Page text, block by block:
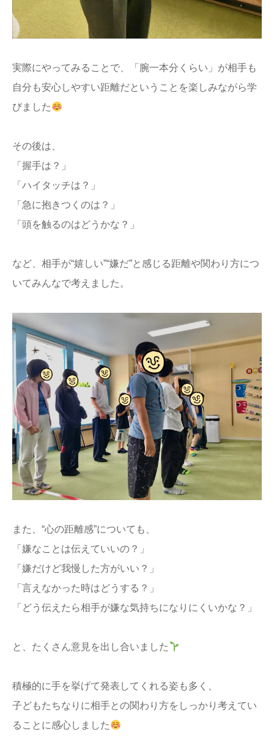
実際にやってみることで、「腕一本分くらい」が相手も
自分も安心しやすい距離だということを楽しみながら学
びました
その後は、
「握手は？」
「ハイタッチは？」
「急に抱きつくのは？」
「頭を触るのはどうかな？」
など、相手が“嬉しい”“嫌だ”と感じる距離や関わり方につ
いてみんなで考えました。
また、“心の距離感”についても、
「嫌なことは伝えていいの？」
「嫌だけど我慢した方がいい？」
「言えなかった時はどうする？」
「どう伝えたら相手が嫌な気持ちになりにくいかな？」
と、たくさん意見を出し合いました
積極的に手を挙げて発表してくれる姿も多く、
子どもたちなりに相手との関わり方をしっかり考えてい
ることに感心しました